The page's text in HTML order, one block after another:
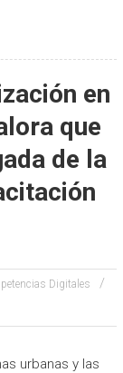
en
que
de la
Digitales
urbanas y las